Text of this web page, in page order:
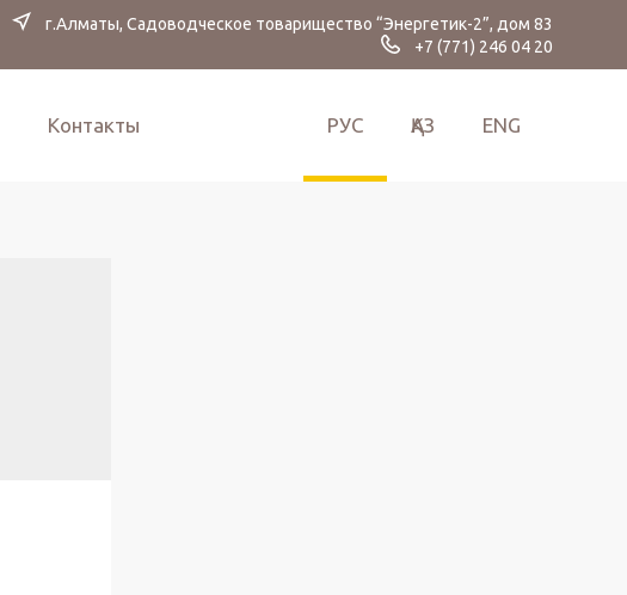
г.Алматы, Садоводческое товарищество “Энергетик-2”, дом 83
+7 (771) 246 04 20
Контакты РУС ҚАЗ ENG